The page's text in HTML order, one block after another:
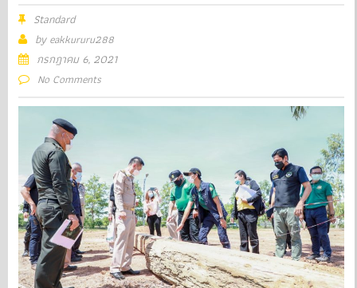
Standard
byeakkururu288
กรกฎาคม 6, 2021
No Comments